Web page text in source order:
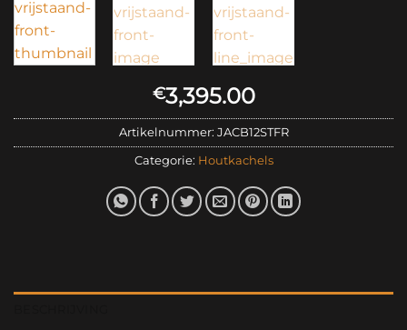
€3,395.00
Artikelnummer: JACB12STFR
Categorie: Houtkachels